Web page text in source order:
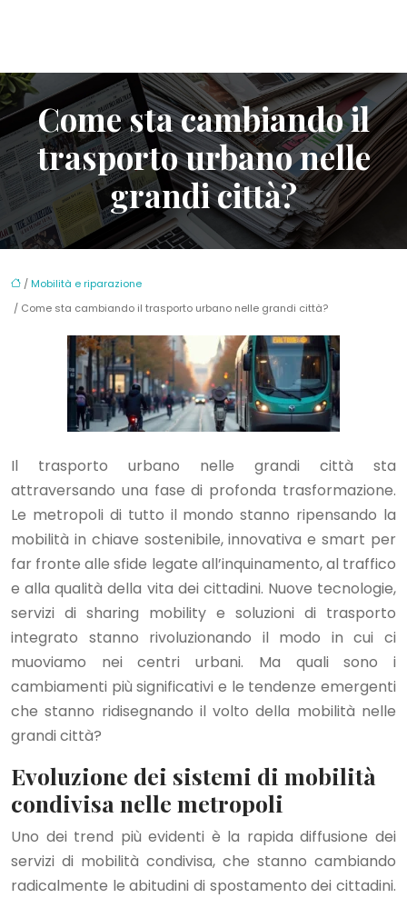
Come sta cambiando il
trasporto urbano nelle
grandi città?
/ Mobilità e riparazione
/ Come sta cambiando il trasporto urbano nelle grandi città?
Il trasporto urbano nelle grandi città sta
attraversando una fase di profonda trasformazione.
Le metropoli di tutto il mondo stanno ripensando la
mobilità in chiave sostenibile, innovativa e smart per
far fronte alle sfide legate all’inquinamento, al traffico
e alla qualità della vita dei cittadini. Nuove tecnologie,
servizi di sharing mobility e soluzioni di trasporto
integrato stanno rivoluzionando il modo in cui ci
muoviamo nei centri urbani. Ma quali sono i
cambiamenti più significativi e le tendenze emergenti
che stanno ridisegnando il volto della mobilità nelle
grandi città?
Evoluzione dei sistemi di mobilità
condivisa nelle metropoli
Uno dei trend più evidenti è la rapida diffusione dei
servizi di mobilità condivisa, che stanno cambiando
radicalmente le abitudini di spostamento dei cittadini.